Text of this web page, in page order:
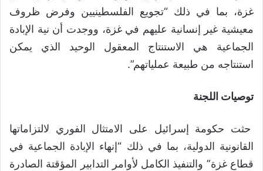
غزة، بما في ذلك “تجويع الفلسطينيين وفرض ظروف
معيشية غير إنسانية عليهم في غزة، ووجدت أن نية الإبادة
الجماعية هي الاستنتاج المعقول الوحيد الذي يمكن
استنتاجه من طبيعة عملياتهم”.
توصيات اللجنة
حثت حكومة إسرائيل على الامتثال الفوري لالتزاماتها
القانونية الدولية، بما في ذلك “إنهاء الإبادة الجماعية في
قطاع غزة” والتنفيذ الكامل لأوامر التدابير المؤقتة الصادرة